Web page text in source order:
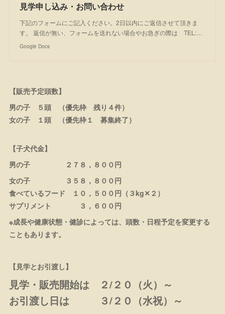
見学申し込み・お問い合わせ
下記のフォームにご記入ください。2日以内にご返信させて頂きま
す。 返信が無い、フォームを送れない場合やお急ぎの際は TEL:…
Google Docs
【販売予定頭数】
男の子 ５頭 （優先枠 残り４件）
女の子 １頭 （優先枠１ 募集終了）
【子犬代金】
男の子 ２７８，８００円
女の子 ３５８，８００円
食べているフード １０，５００円（３kg✕２）
サプリメント ３，６００円
※成長や健康状態・健診によっては、頭数・日程予定を変更する
こともあります。
【見学とお引渡し】
見学・販売開始は ２/２０（火）～
お引渡し日は ３/２０（水祝）～